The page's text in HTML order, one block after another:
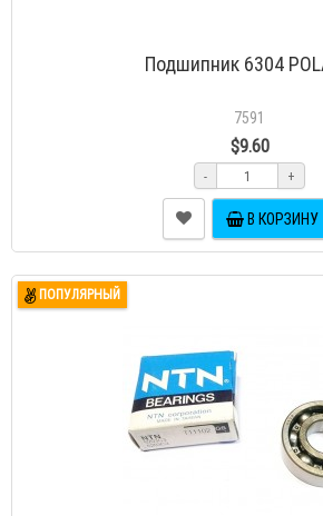
Подшипник 6304
7591
$9.60
- +
В КОРЗИНУ
ПОПУЛЯРНЫЙ